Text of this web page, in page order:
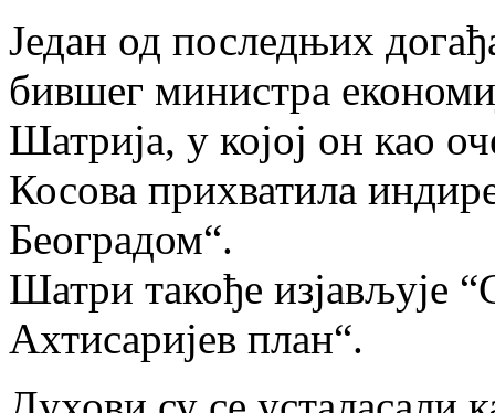
Један од последњих
бившег министра
Шатрија, у којој он као
Косова прихватила
Београдом“.
Шатри такође изјављује
Ахтисаријев план“.